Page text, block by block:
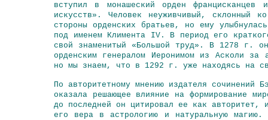
вступил в монашеский орден
искусств». Человек неуживчивый, склонный
стороны орденских братьев, но ему
под именем Климента IV. В период его
свой знаменитый «Большой труд». В 1278 г.
орденским генералом Иеронимом из Асколи за
но мы знаем, что в 1292 г. уже находясь на
По авторитетному мнению издателя сочинений
оказала решающее влияние на формирование
до последней он цитировал ее как
его вера в астрологию и натуральную